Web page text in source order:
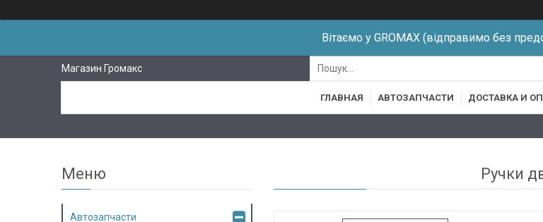
Вітаємо у GROMAX (відправимо без
Магазин Громакс
ГЛАВНАЯ АВТОЗАПЧАСТИ ДОСТАВКА И
Ручки
Автозапчасти